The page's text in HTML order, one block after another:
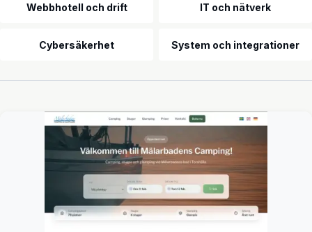
Webbhotell och drift IT och nätverk
Cybersäkerhet System och integrationer